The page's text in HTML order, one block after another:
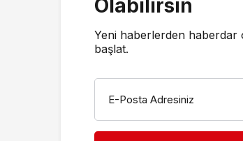
Olabilirsin
Yeni haberlerden haberdar
başlat.
E-Posta Adresiniz